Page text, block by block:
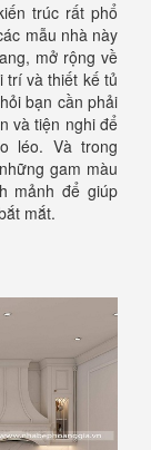
trúc rất phổ
mẫu nhà này
mở rộng về
trí và thiết kế tủ
bạn cần phải
và tiện nghi để
léo. Và trong
gam màu
mảnh để giúp
mắt.